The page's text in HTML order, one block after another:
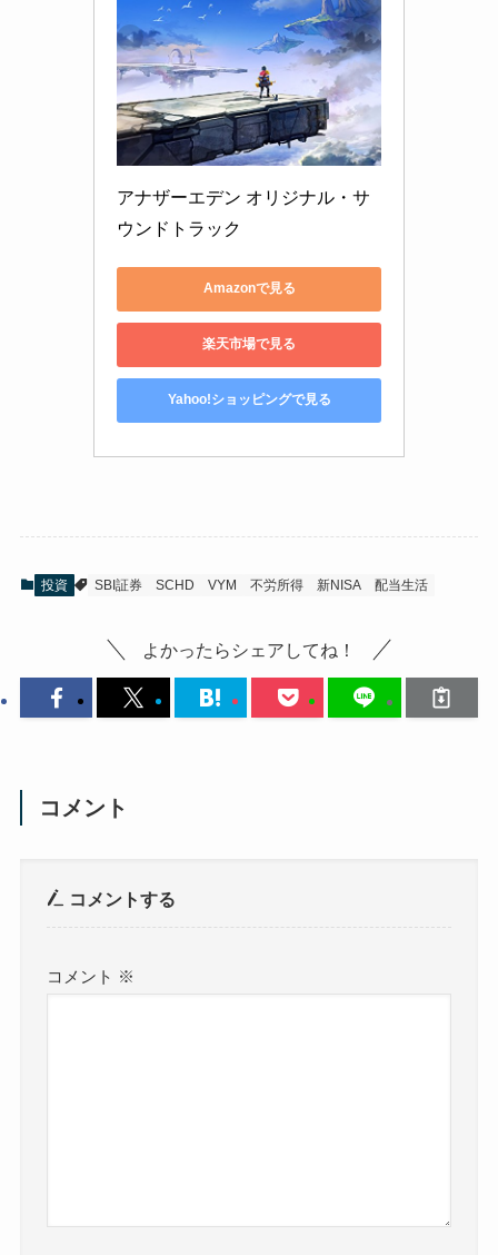
アナザーエデン オリジナル・サ
ウンドトラック
Amazonで見る
楽天市場で見る
Yahoo!ショッピングで見る
投資 SBI証券 SCHD VYM 不労所得 新NISA 配当生活
よかったらシェアしてね！
コメント
コメントする
コメント ※